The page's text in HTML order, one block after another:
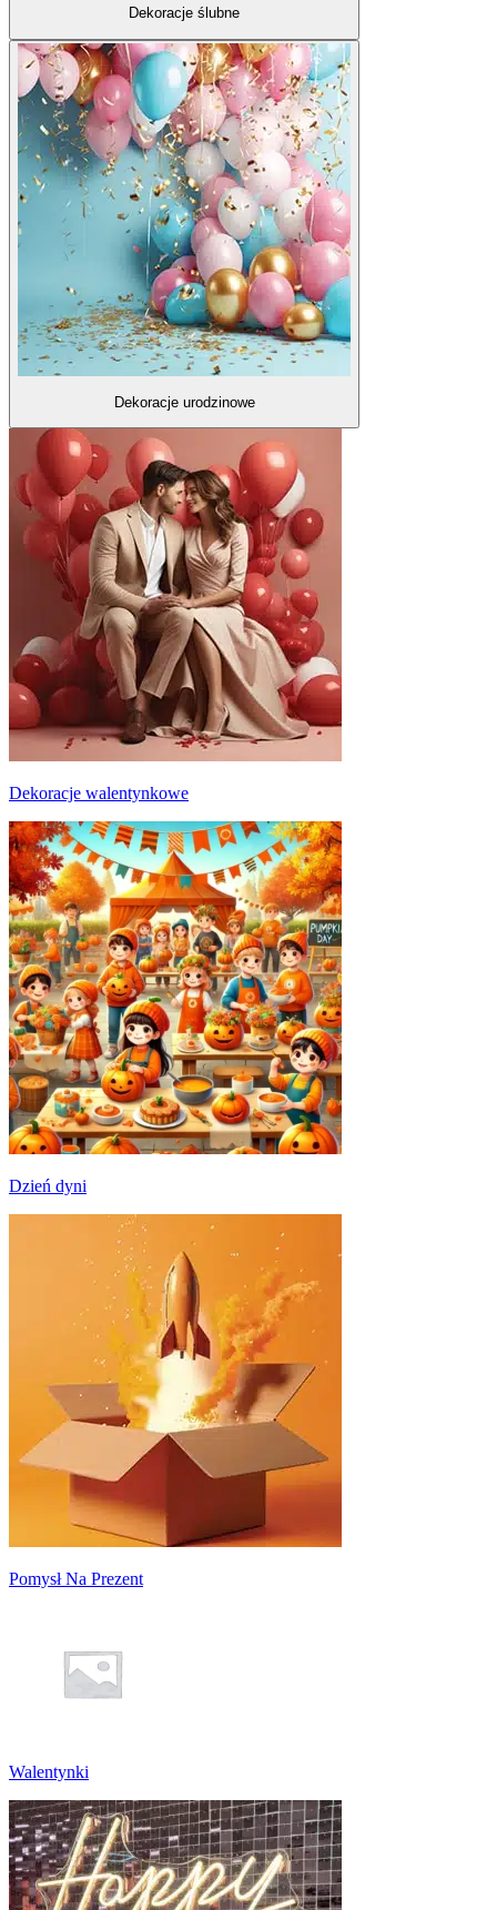
Dekoracje ślubne
Dekoracje urodzinowe
Dekoracje walentynkowe
Dzień dyni
Pomysł Na Prezent
Walentynki